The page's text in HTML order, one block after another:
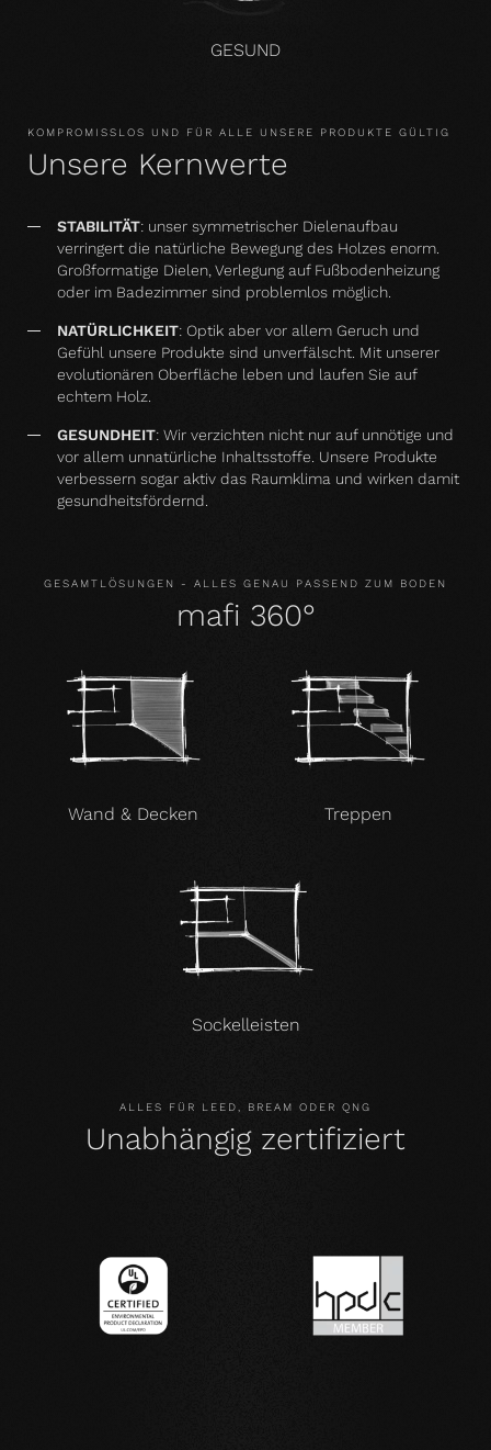
GESUND
KOMPROMISSLOS UND FÜR ALLE UNSERE PRODUKTE GÜLTIG
Unsere Kernwerte
STABILITÄT: unser symmetrischer Dielenaufbau
verringert die natürliche Bewegung des Holzes enorm.
Großformatige Dielen, Verlegung auf Fußbodenheizung
oder im Badezimmer sind problemlos möglich.
NATÜRLICHKEIT: Optik aber vor allem Geruch und
Gefühl unsere Produkte sind unverfälscht. Mit unserer
evolutionären Oberfläche leben und laufen Sie auf
echtem Holz.
GESUNDHEIT: Wir verzichten nicht nur auf unnötige und
vor allem unnatürliche Inhaltsstoffe. Unsere Produkte
verbessern sogar aktiv das Raumklima und wirken damit
gesundheitsfördernd.
GESAMTLÖSUNGEN - ALLES GENAU PASSEND ZUM BODEN
mafi 360°
Wand & Decken Treppen
Sockelleisten
ALLES FÜR LEED, BREAM ODER QNG
Unabhängig zertifiziert